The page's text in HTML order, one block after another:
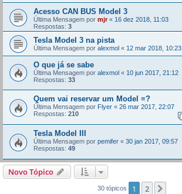
Acesso CAN BUS Model 3
Última Mensagem por mjr« 16 dez 2018, 11:03
Respostas: 3
Tesla Model 3 na pista
Última Mensagem por alexmol « 12 mar 2018, 10:23
O que já se sabe
Última Mensagem por alexmol « 10 jun 2017, 21:12
Respostas: 33
Quem vai reservar um Model ≡?
Última Mensagem por Flyer « 26 mar 2017, 22:07
Respostas: 210
Tesla Model III
Última Mensagem por pemifer « 30 jan 2017, 09:57
Respostas: 49
Novo Tópico
30 tópicos 1 2